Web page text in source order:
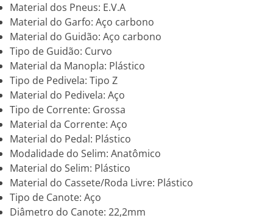
Material dos Pneus: E.V.A
Material do Garfo: Aço carbono
Material do Guidão: Aço carbono
Tipo de Guidão: Curvo
Material da Manopla: Plástico
Tipo de Pedivela: Tipo Z
Material do Pedivela: Aço
Tipo de Corrente: Grossa
Material da Corrente: Aço
Material do Pedal: Plástico
Modalidade do Selim: Anatômico
Material do Selim: Plástico
Material do Cassete/Roda Livre: Plástico
Tipo de Canote: Aço
Diâmetro do Canote: 22,2mm